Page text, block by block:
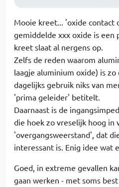
Mooie kreet... 'oxide contact
gemiddelde xxx oxide is een
kreet slaat al nergens op.
Zelfs de reden waarom
laagje aluminium oxide) is
dagelijks gebruik niks van
'prima geleider' betitelt.
Daarnaast is de
die hoek zo vreselijk hoog in
'overgangsweerstand', dat
interessant is. Enig idee wat
Goed, in extreme gevallen
gaan werken - met soms